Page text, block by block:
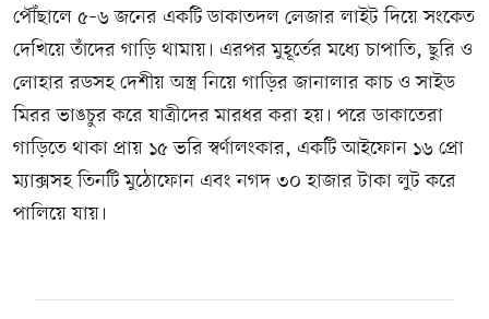
পৌঁছালে ৫–৬ জনের একটি ডাকাতদল লেজার লাইট দিয়ে সংকেত
দেখিয়ে তাঁদের গাড়ি থামায়। এরপর মুহূর্তের মধ্যে চাপাতি, ছুরি ও
লোহার রডসহ দেশীয় অস্ত্র নিয়ে গাড়ির জানালার কাচ ও সাইড
মিরর ভাঙচুর করে যাত্রীদের মারধর করা হয়। পরে ডাকাতেরা
গাড়িতে থাকা প্রায় ১৫ ভরি স্বর্ণালংকার, একটি আইফোন ১৬ প্রো
ম্যাক্সসহ তিনটি মুঠোফোন এবং নগদ ৩০ হাজার টাকা লুট করে
পালিয়ে যায়।